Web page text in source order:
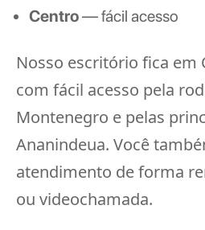
Centro— fácil acesso
Nosso escritório fica em
com fácil acesso pela
Montenegro e pelas
Ananindeua. Você
atendimento de forma
ou videochamada.